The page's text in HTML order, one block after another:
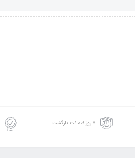
۷ روز ضمانت بازگشت